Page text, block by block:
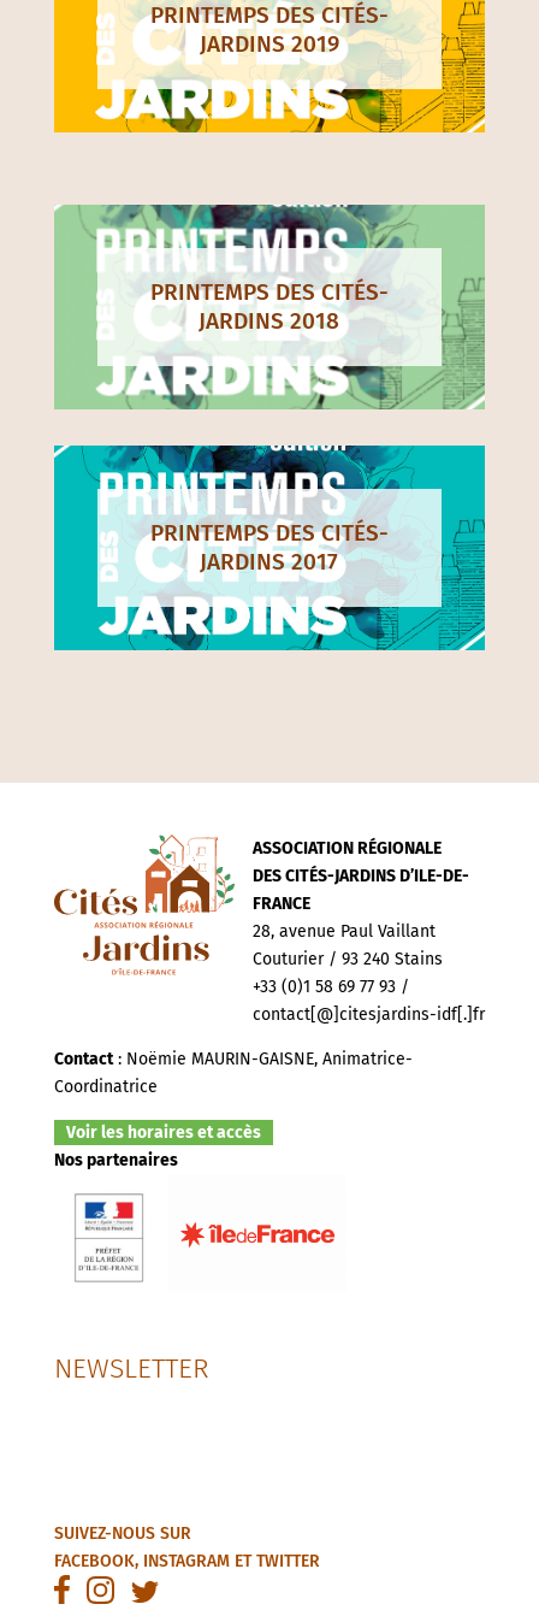
PRINTEMPS DES CITÉS-
JARDINS 2019
PRINTEMPS DES CITÉS-
JARDINS 2018
PRINTEMPS DES CITÉS-
JARDINS 2017
ASSOCIATION RÉGIONALE
DES CITÉS-JARDINS D’ILE-DE-
FRANCE
28, avenue Paul Vaillant
Couturier / 93 240 Stains
+33 (0)1 58 69 77 93 /
contact[@]citesjardins-idf[.]fr
Contact: Noëmie MAURIN-GAISNE, Animatrice-
Coordinatrice
Voir les horaires et accès
Nos partenaires
NEWSLETTER
SUIVEZ-NOUS SUR
FACEBOOK, INSTAGRAMETTWITTER